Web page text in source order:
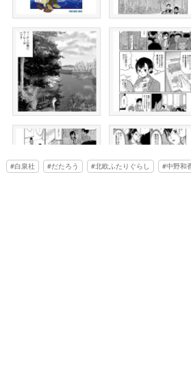
白泉社 だたろう 北欧ふたりぐらし 中野和